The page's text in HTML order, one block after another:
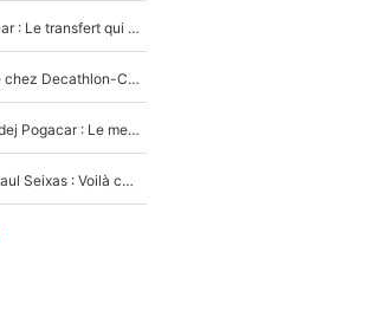
Paul Seixas chez UAE avec Tadej Pogacar : Le transfert qui effraie le peloton, «c’est la pire des choses qui puisse arriver»
Une signature très importante se prépare chez Decathlon-CMA CGM pour aider Paul Seixas à gagner le Tour de France 2027
Paul Seixas en route pour succéder à Tadej Pogacar : Le meilleur est annoncé pour l’avenir de la pépite française
Encore un coup dur pour le projet avec Paul Seixas : Voilà ce qui bloque le transfert d’un coureur chez Decathlon-CMA CGM